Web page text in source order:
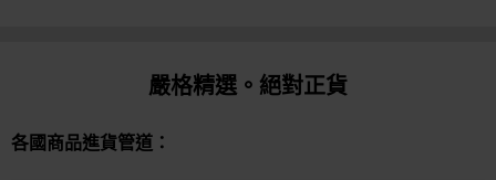
嚴格精選。絕對正貨
各國商品進貨管道：